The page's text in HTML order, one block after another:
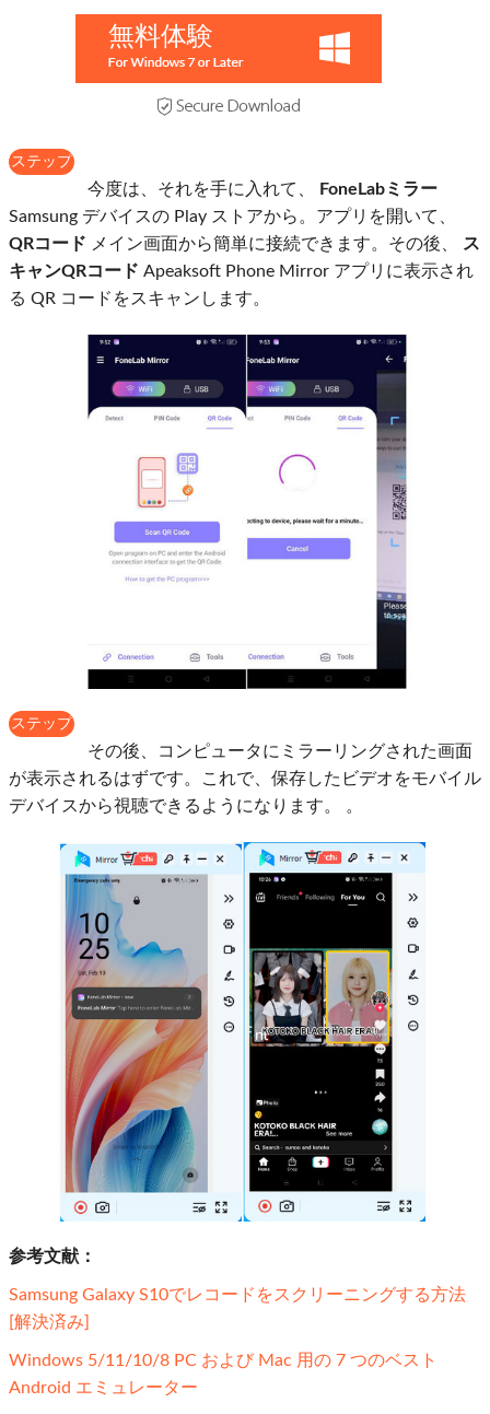
無料体験
ステップ
今度は、それを手に入れて、
FoneLabミラー
Samsung デバイスの Play ストアから。アプリを開いて、
QRコード メイン画面から簡単に接続できます。その後、 ス
キャンQRコード Apeaksoft Phone Mirror アプリに表示され
る QR コードをスキャンします。
ステップ
その後、コンピュータにミラーリングされた画面
が表示されるはずです。これで、保存したビデオをモバイル
デバイスから視聴できるようになります。 。
参考文献：
Samsung Galaxy S10でレコードをスクリーニングする方法
[解決済み]
Windows 5/11/10/8 PC および Mac 用の 7 つのベスト
Android エミュレーター